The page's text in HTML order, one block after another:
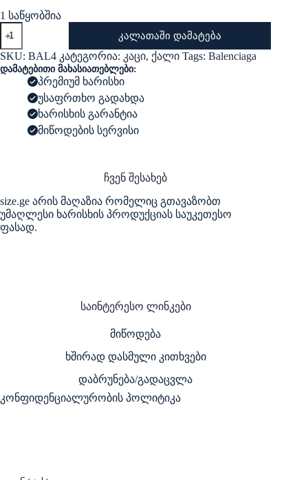
1 საწყობშია
Blue
Balenciaga
Sneakers
კალათაში დამატება
SKU: BAL4 კატეგორია: კაცი, ქალი Tags: Balenciaga
დამატებითი მახასიათებლები:
პრემიუმ ხარისხი
უსაფრთხო გადახდა
ხარისხის გარანტია
მიწოდების სერვისი
ჩვენ შესახებ
size.ge არის მაღაზია რომელიც გთავაზობთ
უმაღლესი ხარისხის პროდუქციას საუკეთესო
ფასად.
საინტერესო ლინკები
მიწოდება
ხშირად დასმული კითხვები
დაბრუნება/გადაცვლა
კონფიდენციალურობის პოლიტიკა